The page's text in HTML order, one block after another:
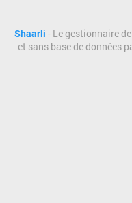
Shaarli - Le gestionnaire
et sans base de données